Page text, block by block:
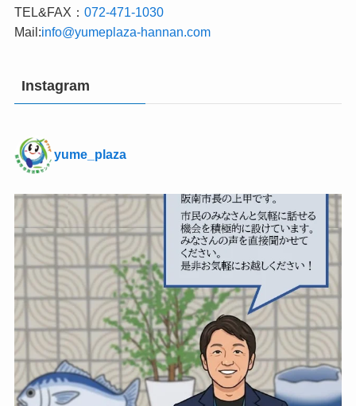
TEL&FAX： 072-471-1030
Mail:info@yumeplaza-hannan.com
Instagram
yume_plaza